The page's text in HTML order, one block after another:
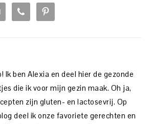
Ik ben Alexia en deel hier de gezonde
die ik voor mijn gezin maak. Oh ja,
zijn gluten- en lactosevrij. Op
deel ik onze favoriete gerechten en